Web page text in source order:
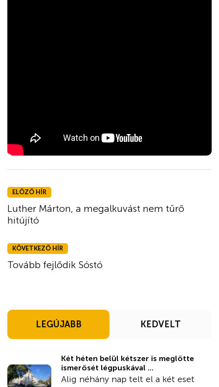
ELŐZŐ HÍR
Luther Márton, a megalkuvást nem tűrő
hitújító
KÖVETKEZŐ HÍR
Tovább fejlődik Sóstó
LEGÚJABB KEDVELT
Két héten belül kétszer is meglőtte
ismerősét légpuskával ...
Alig néhány nap telt el a két eset